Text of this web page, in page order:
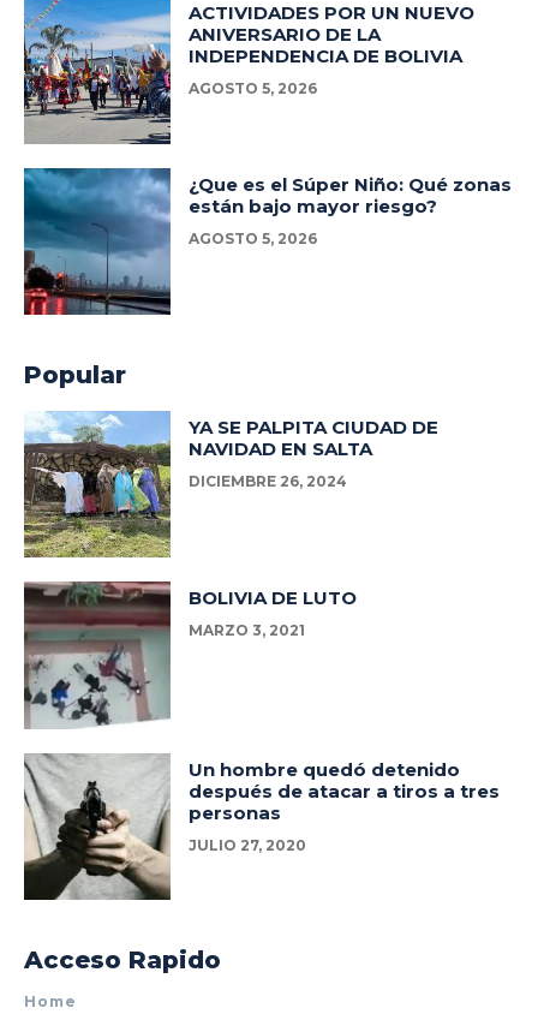
ACTIVIDADES POR UN NUEVO
ANIVERSARIO DE LA
INDEPENDENCIA DE BOLIVIA
AGOSTO 5, 2026
¿Que es el Súper Niño: Qué zonas
están bajo mayor riesgo?
AGOSTO 5, 2026
Popular
YA SE PALPITA CIUDAD DE
NAVIDAD EN SALTA
DICIEMBRE 26, 2024
BOLIVIA DE LUTO
MARZO 3, 2021
Un hombre quedó detenido
después de atacar a tiros a tres
personas
JULIO 27, 2020
Acceso Rapido
Home